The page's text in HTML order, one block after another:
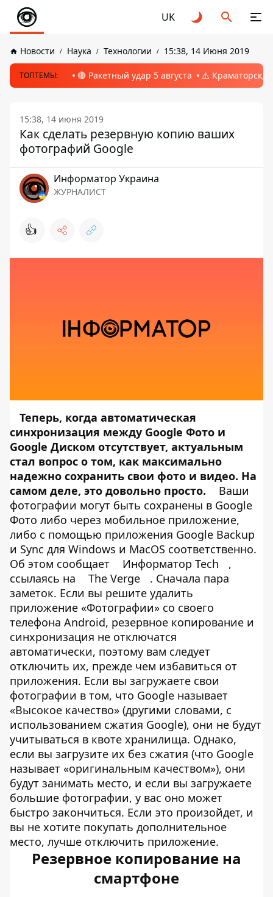
UK
Новости Наука Технологии 15:38, 14 Июня 2019
ТОПТЕМЫ: 🔴 Ракетный удар 5 августа ⚠️ Краматорск,
15:38, 14 июня 2019
Как сделать резервную копию ваших
фотографий Google
Информатор Украина
ЖУРНАЛИСТ
👍
Теперь, когда автоматическая
синхронизация между Google Фото и
Google Диском отсутствует, актуальным
стал вопрос о том, как максимально
надежно сохранить свои фото и видео. На
самом деле, это довольно просто.
Ваши
фотографии могут быть сохранены в Google
Фото либо через мобильное приложение,
либо с помощью приложения Google Backup
и Sync для Windows и MacOS соответственно.
Об этом сообщает
Информатор Tech
,
ссылаясь на
The Verge
. Сначала пара
заметок. Если вы решите удалить
приложение «Фотографии» со своего
телефона Android, резервное копирование и
синхронизация не отключатся
автоматически, поэтому вам следует
отключить их, прежде чем избавиться от
приложения. Если вы загружаете свои
фотографии в том, что Google называет
«Высокое качество» (другими словами, с
использованием сжатия Google), они не будут
учитываться в квоте хранилища. Однако,
если вы загрузите их без сжатия (что Google
называет «оригинальным качеством»), они
будут занимать место, и если вы загружаете
большие фотографии, у вас оно может
быстро закончиться. Если это произойдет, и
вы не хотите покупать дополнительное
место, лучше отключить приложение.
Резервное копирование на
смартфоне